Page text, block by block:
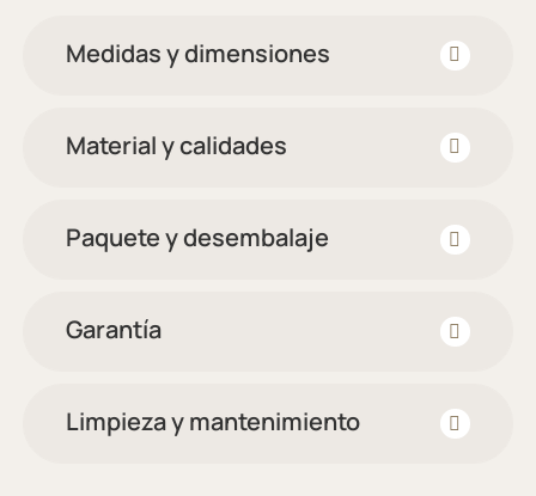
Medidas y dimensiones
Material y calidades
Paquete y desembalaje
Garantía
Limpieza y mantenimiento